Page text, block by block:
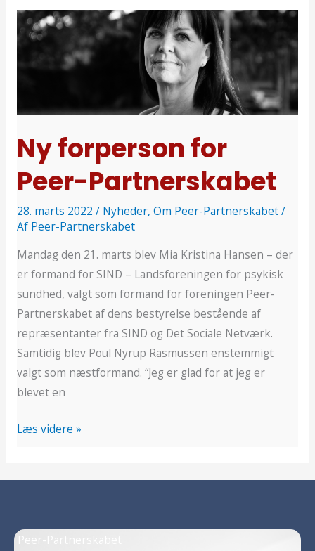
Ny forperson for
Peer-Partnerskabet
28. marts 2022 / Nyheder, Om Peer-Partnerskabet/
Af Peer-Partnerskabet
Mandag den 21. marts blev Mia Kristina Hansen – der
er formand for SIND – Landsforeningen for psykisk
sundhed, valgt som formand for foreningen Peer-
Partnerskabet af dens bestyrelse bestående af
repræsentanter fra SIND og Det Sociale Netværk.
Samtidig blev Poul Nyrup Rasmussen enstemmigt
valgt som næstformand. “Jeg er glad for at jeg er
blevet en
Ny
forperson
Læs videre »
Peer-Partnerskabet